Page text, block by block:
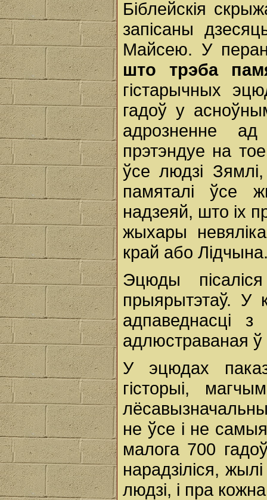
Біблейскія
запісаны
Майсею. У
што трэба
гістарычных
гадоў у
адрозненне
прэтэндуе на
ўсе людзі
памяталі ўсе
надзеяй, што іх
жыхары
край або
Эцюды
прыярытэтаў. У
адпаведнасці
адлюстраваная
У эцюдах
гісторыі,
не ўсе і не
малога 700
нарадзіліся,
людзі, і пра